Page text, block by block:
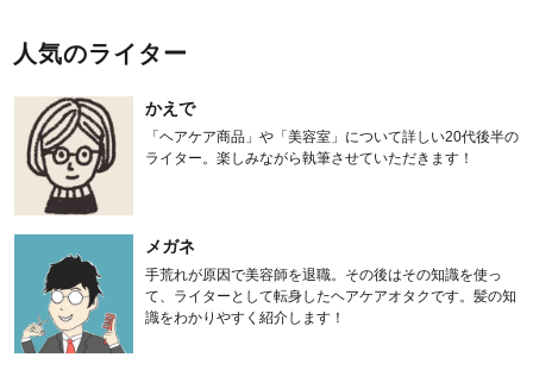
人気のライター
かえで
「ヘアケア商品」や「美容室」について詳しい20代後半の
ライター。楽しみながら執筆させていただきます！
メガネ
手荒れが原因で美容師を退職。その後はその知識を使っ
て、ライターとして転身したヘアケアオタクです。髪の知
識をわかりやすく紹介します！